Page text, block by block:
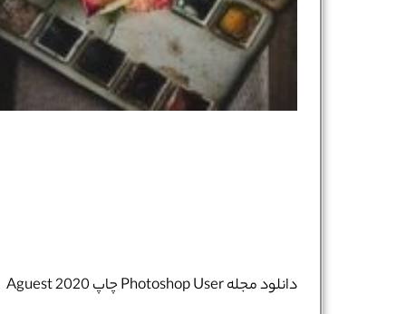
دانلود مجله Photoshop User چاپ Aguest 2020